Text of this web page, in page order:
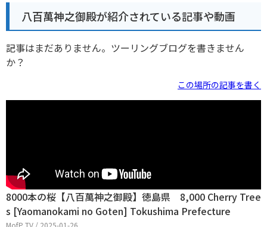
八百萬神之御殿が紹介されている記事や動画
記事はまだありません。ツーリングブログを書きません
か？
この場所の記事を書く
8000本の桜【八百萬神之御殿】徳島県 8,000 Cherry Tree
s [Yaomanokami no Goten] Tokushima Prefecture